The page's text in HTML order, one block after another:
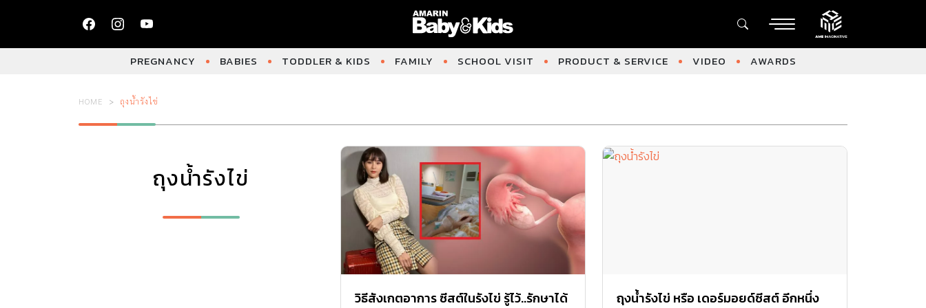
PREGNANCY BABIES TODDLER & KIDS FAMILY SCHOOL VISIT PRODUCT & SERVICE VIDEO AWARDS
HOME ถุงน้ำรังไข่
ถุงน้ำรังไข่
วิธีสังเกตอาการ ซีสต์ในรังไข่ รู้ไว้..รักษาได้ ถุงน้ำรังไข่ หรือ เดอร์มอยด์ซีสต์ อีกหนึ่ง